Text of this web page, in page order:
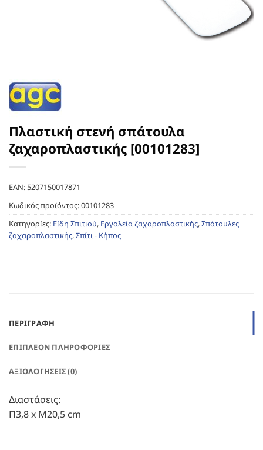
Πλαστική στενή σπάτουλα
ζαχαροπλαστικής [00101283]
EAN:5207150017871
Κωδικός προϊόντος:00101283
Κατηγορίες: Είδη Σπιτιού, Εργαλεία ζαχαροπλαστικής,Σπάτουλες
ζαχαροπλαστικής,Σπίτι - Κήπος
ΠΕΡΙΓΡΑΦΉ
ΕΠΙΠΛΈΟΝ ΠΛΗΡΟΦΟΡΊΕΣ
ΑΞΙΟΛΟΓΉΣΕΙΣ (0)
Διαστάσεις:
Π3,8 x Μ20,5 cm